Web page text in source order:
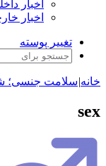
اخبار
اخبار
تغییر پوسته
خانه|سلامت جنسی؛
sex